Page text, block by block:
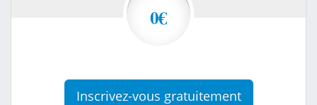
0€
Inscrivez-vous gratuitement